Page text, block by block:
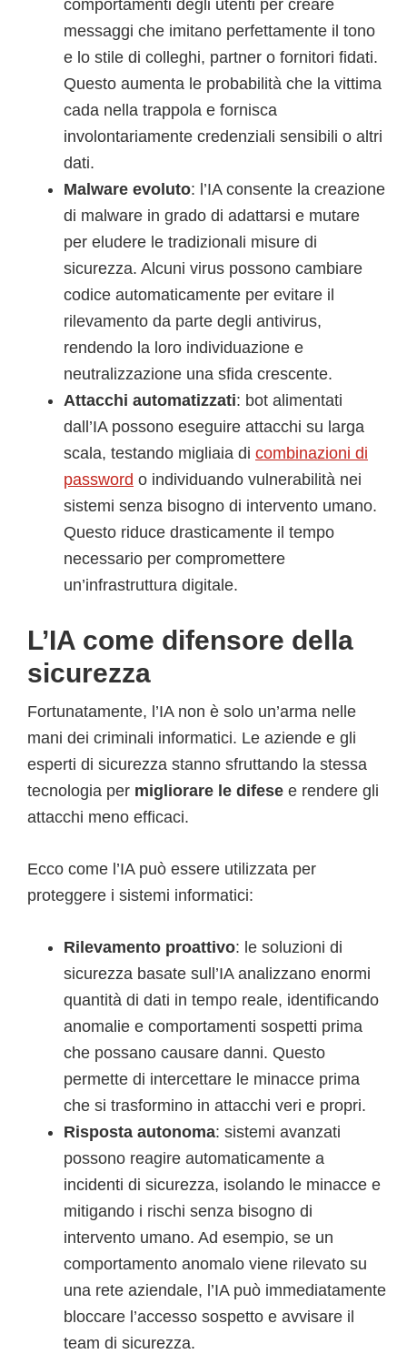
comportamenti degli utenti per creare
messaggi che imitano perfettamente il tono
e lo stile di colleghi, partner o fornitori fidati.
Questo aumenta le probabilità che la vittima
cada nella trappola e fornisca
involontariamente credenziali sensibili o altri
dati.
Malware evoluto: l’IA consente la creazione
di malware in grado di adattarsi e mutare
per eludere le tradizionali misure di
sicurezza. Alcuni virus possono cambiare
codice automaticamente per evitare il
rilevamento da parte degli antivirus,
rendendo la loro individuazione e
neutralizzazione una sfida crescente.
Attacchi automatizzati: bot alimentati
dall’IA possono eseguire attacchi su larga
scala, testando migliaia di combinazioni di
password o individuando vulnerabilità nei
sistemi senza bisogno di intervento umano.
Questo riduce drasticamente il tempo
necessario per compromettere
un’infrastruttura digitale.
L’IA come difensore della
sicurezza
Fortunatamente, l’IA non è solo un’arma nelle
mani dei criminali informatici. Le aziende e gli
esperti di sicurezza stanno sfruttando la stessa
tecnologia per migliorare le difese e rendere gli
attacchi meno efficaci.
Ecco come l’IA può essere utilizzata per
proteggere i sistemi informatici:
Rilevamento proattivo: le soluzioni di
sicurezza basate sull’IA analizzano enormi
quantità di dati in tempo reale, identificando
anomalie e comportamenti sospetti prima
che possano causare danni. Questo
permette di intercettare le minacce prima
che si trasformino in attacchi veri e propri.
Risposta autonoma: sistemi avanzati
possono reagire automaticamente a
incidenti di sicurezza, isolando le minacce e
mitigando i rischi senza bisogno di
intervento umano. Ad esempio, se un
comportamento anomalo viene rilevato su
una rete aziendale, l’IA può immediatamente
bloccare l’accesso sospetto e avvisare il
team di sicurezza.